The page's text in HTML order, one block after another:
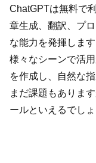
ChatGPTは無料で
章生成、翻訳、プ
な能力を発揮しま
様々なシーンで活
を作成し、自然な
まだ課題もありま
ールといえるでしょ